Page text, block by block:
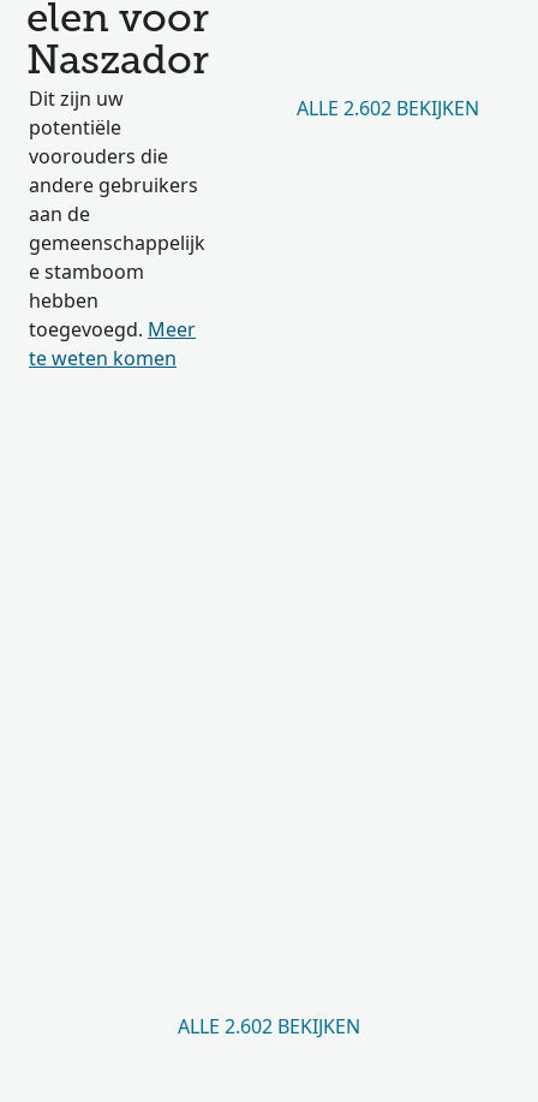
elen voor
Naszador
Dit zijn uw
potentiële
voorouders die
andere gebruikers
aan de
gemeenschappelijk
e stamboom
hebben
toegevoegd. Meer
te weten komen
ALLE 2.602 BEKIJKEN
ALLE 2.602 BEKIJKEN